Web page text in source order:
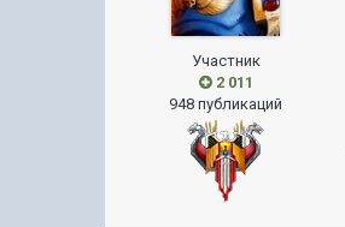
Участник
2 011
948 публикаций